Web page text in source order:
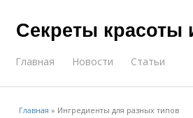
Секреты красоты
Главная Новости Статьи
Главная » Ингредиенты для разных типов